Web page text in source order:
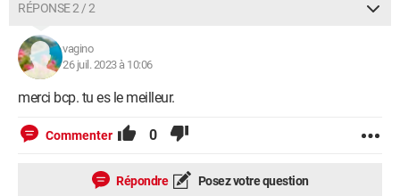
RÉPONSE 2 / 2
vagino
26 juil. 2023 à 10:06
merci bcp. tu es le meilleur.
Commenter 0
Répondre Posez votre question